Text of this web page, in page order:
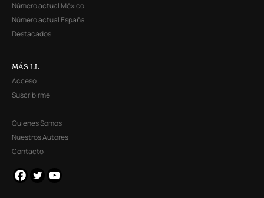
Número actual México
Número actual España
Destacados
MÁS LL
Acceso
Suscribirme
Quienes Somos
Nuestros Autores
Contacto